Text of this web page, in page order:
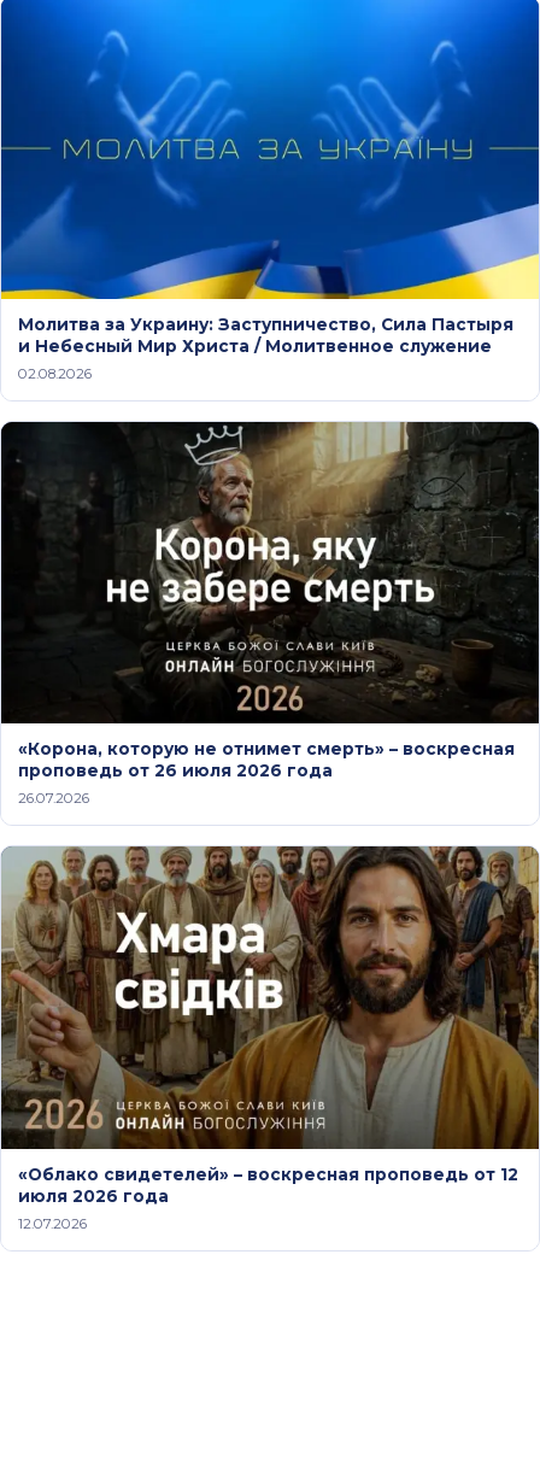
Молитва за Украину: Заступничество, Сила Пастыря
и Небесный Мир Христа / Молитвенное служение
02.08.2026
«Корона, которую не отнимет смерть» – воскресная
проповедь от 26 июля 2026 года
26.07.2026
«Облако свидетелей» – воскресная проповедь от 12
июля 2026 года
12.07.2026